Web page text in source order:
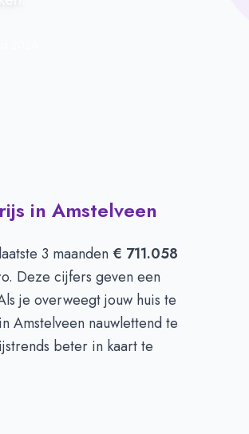
in Amstelveen
3 maanden € 711.058
Deze cijfers geven een
je overweegt jouw huis te
Amstelveen nauwlettend te
beter in kaart te